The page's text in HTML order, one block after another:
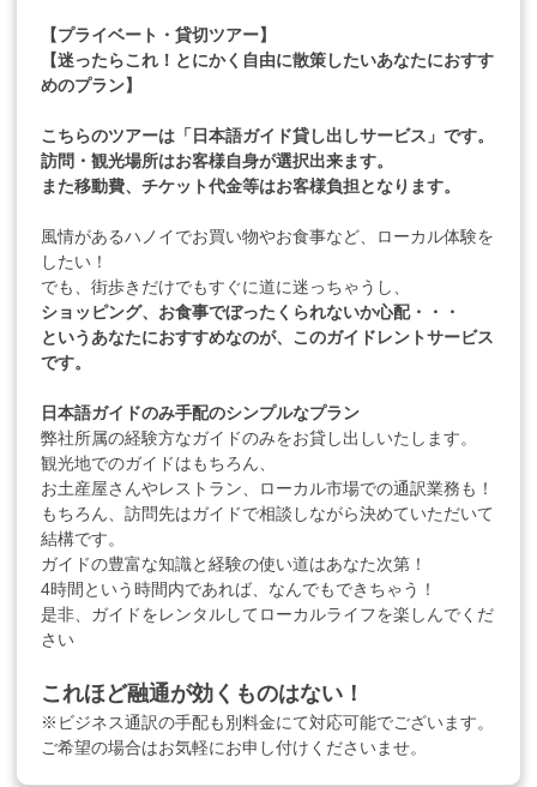
【プライベート・貸切ツアー】
【迷ったらこれ！とにかく自由に散策したいあなたにおすす
めのプラン】
こちらのツアーは「日本語ガイド貸し出しサービス」です。
訪問・観光場所はお客様自身が選択出来ます。
また移動費、チケット代金等はお客様負担となります。
風情があるハノイでお買い物やお食事など、ローカル体験を
したい！
でも、街歩きだけでもすぐに道に迷っちゃうし、
ショッピング、お食事でぼったくられないか心配・・・
というあなたにおすすめなのが、このガイドレントサービス
です。
日本語ガイドのみ手配のシンプルなプラン
弊社所属の経験方なガイドのみをお貸し出しいたします。
観光地でのガイドはもちろん、
お土産屋さんやレストラン、ローカル市場での通訳業務も！
もちろん、訪問先はガイドで相談しながら決めていただいて
結構です。
ガイドの豊富な知識と経験の使い道はあなた次第！
4時間という時間内であれば、なんでもできちゃう！
是非、ガイドをレンタルしてローカルライフを楽しんでくだ
さい
これほど融通が効くものはない！
※ビジネス通訳の手配も別料金にて対応可能でございます。
ご希望の場合はお気軽にお申し付けくださいませ。